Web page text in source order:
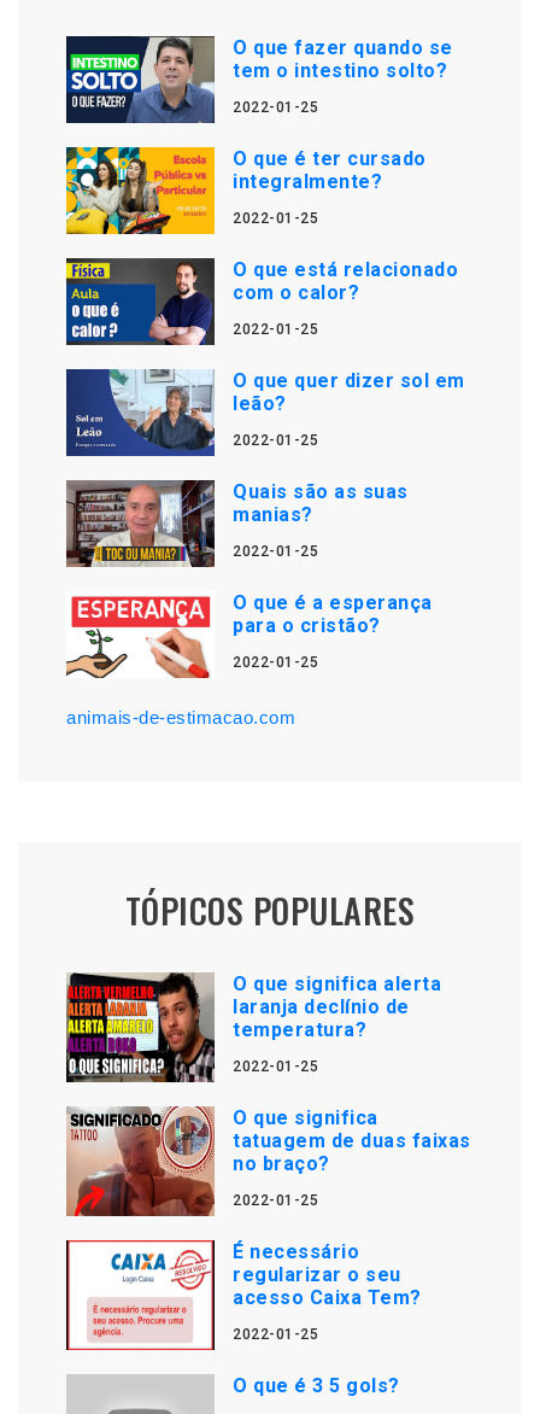
O que fazer quando se
tem o intestino solto?
2022-01-25
O que é ter cursado
integralmente?
2022-01-25
O que está relacionado
com o calor?
2022-01-25
O que quer dizer sol em
leão?
2022-01-25
Quais são as suas
manias?
2022-01-25
O que é a esperança
para o cristão?
2022-01-25
animais-de-estimacao.com
TÓPICOS POPULARES
O que significa alerta
laranja declínio de
temperatura?
2022-01-25
O que significa
tatuagem de duas faixas
no braço?
2022-01-25
É necessário
regularizar o seu
acesso Caixa Tem?
2022-01-25
O que é 3 5 gols?